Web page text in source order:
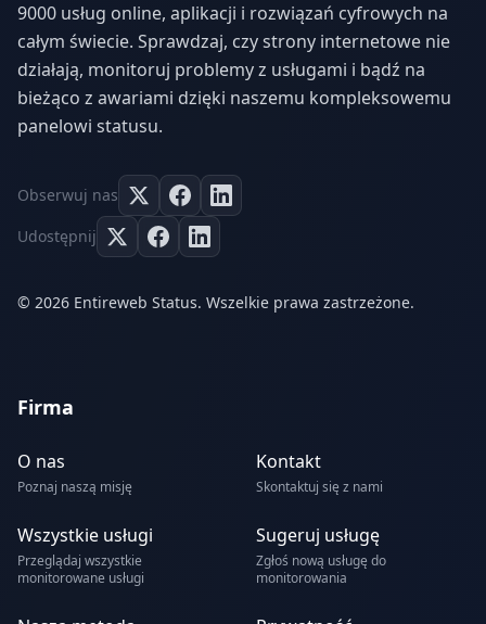
9000 usług online, aplikacji i rozwiązań cyfrowych na
całym świecie. Sprawdzaj, czy strony internetowe nie
działają, monitoruj problemy z usługami i bądź na
bieżąco z awariami dzięki naszemu kompleksowemu
panelowi statusu.
Obserwuj nas
Udostępnij
© 2026 Entireweb Status. Wszelkie prawa zastrzeżone.
Firma
O nas
Poznaj naszą misję
Kontakt
Skontaktuj się z nami
Wszystkie usługi
Przeglądaj wszystkie
monitorowane usługi
Sugeruj usługę
Zgłoś nową usługę do
monitorowania